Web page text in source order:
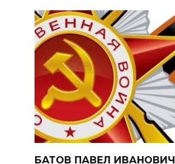
БАТОВ ПАВЕЛ ИВАНОВИЧ